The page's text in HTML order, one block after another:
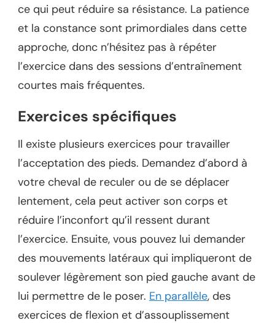
ce qui peut réduire sa résistance. La patience
et la constance sont primordiales dans cette
approche, donc n’hésitez pas à répéter
l’exercice dans des sessions d’entraînement
courtes mais fréquentes.
Exercices spécifiques
Il existe plusieurs exercices pour travailler
l’acceptation des pieds. Demandez d’abord à
votre cheval de reculer ou de se déplacer
lentement, cela peut activer son corps et
réduire l’inconfort qu’il ressent durant
l’exercice. Ensuite, vous pouvez lui demander
des mouvements latéraux qui impliqueront de
soulever légèrement son pied gauche avant de
lui permettre de le poser. En parallèle, des
exercices de flexion et d’assouplissement